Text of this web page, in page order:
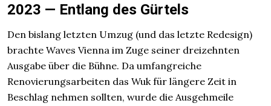
2023 — Entlang des Gürtels
Den bislang letzten Umzug (und das letzte Redesign)
brachte Waves Vienna im Zuge seiner dreizehnten
Ausgabe über die Bühne. Da umfangreiche
Renovierungsarbeiten das Wuk für längere Zeit in
Beschlag nehmen sollten, wurde die Ausgehmeile